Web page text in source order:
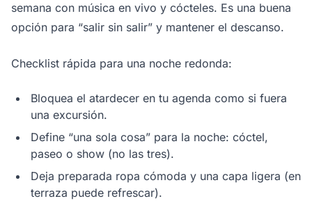
semana con música en vivo y cócteles. Es una buena
opción para “salir sin salir” y mantener el descanso.
Checklist rápida para una noche redonda:
Bloquea el atardecer en tu agenda como si fuera
una excursión.
Define “una sola cosa” para la noche: cóctel,
paseo o show (no las tres).
Deja preparada ropa cómoda y una capa ligera (en
terraza puede refrescar).